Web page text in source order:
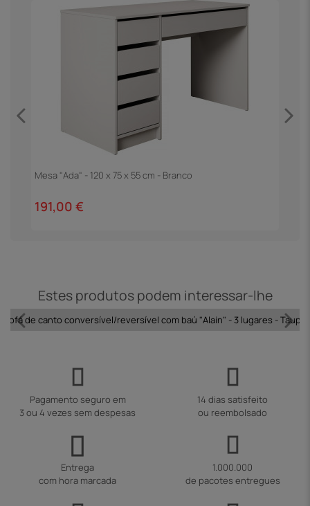
Mesa "Ada" - 120 x 75 x 55 cm - Branco
191,00 €
Estes produtos podem interessar-lhe
Sofá de canto conversível/reversível com baú "Alain" - 3 lugares - Taupe
Pagamento seguro em
3 ou 4 vezes sem despesas
14 dias satisfeito
ou reembolsado
Entrega
com hora marcada
1.000.000
de pacotes entregues